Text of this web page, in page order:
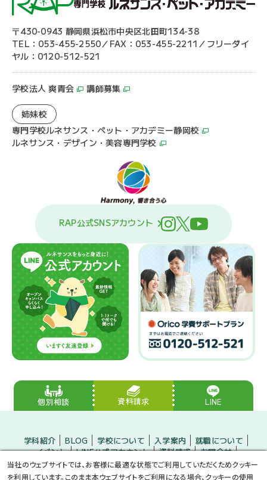
〒430-0943 静岡県浜松市中央区北田町134-38
TEL：053-455-2550／FAX：053-455-2211／フリーダイ
ヤル：0120-512-521
学校法人 爽青会 講師募集
姉妹校
専門学校ルネサンス・ペット・アカデミー静岡校
ルネサンス・デザイン・美容専門学校
RAP公式SNSアカウント
個別相談 資料請求 LINE
学科紹介 BLOG 学校について 入学案内
就職について
イベント
LINE公式アカウント 資料請求
お問合せ
入学をお考えの方
保護者の方
企業の方
小・中学生のみなさんへ
プライバシーポリシー サイトマップ
当社のウェブサイトでは、お客様に最適な状態でご利用していただくためクッキー
を利用しています。このまま本ウェブサイトをご利用になる場合、クッキーの使用